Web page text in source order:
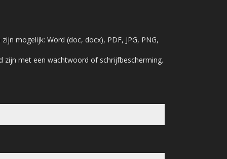
mogelijk: Word (doc, docx), PDF, JPG, PNG,
zijn met een wachtwoord of schrijfbescherming.